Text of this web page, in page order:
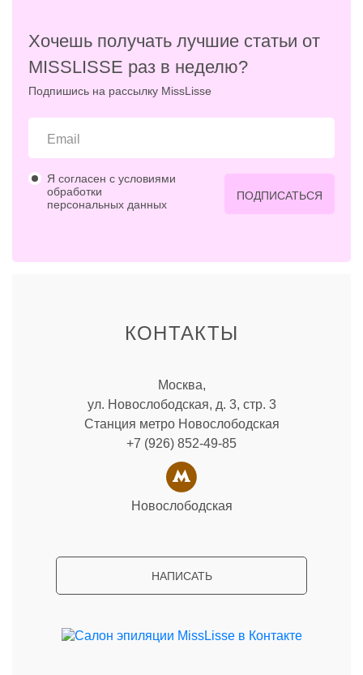
Хочешь получать лучшие статьи от
MISSLISSE раз в неделю?
Подпишись на рассылку MissLisse
Я согласен с условиями
обработки
персональных данных
ПОДПИСАТЬСЯ
КОНТАКТЫ
Москва,
ул. Новослободская, д. 3, стр. 3
Станция метро Новослободская
+7 (926) 852-49-85
Новослободская
НАПИСАТЬ